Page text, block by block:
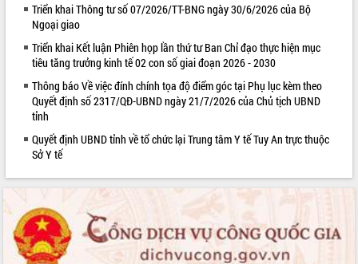
Triển khai Thông tư số 07/2026/TT-BNG ngày 30/6/2026 của Bộ
Ngoại giao
Triển khai Kết luận Phiên họp lần thứ tư Ban Chỉ đạo thực hiện mục
tiêu tăng trưởng kinh tế 02 con số giai đoạn 2026 - 2030
Thông báo Về việc đính chính tọa độ điểm góc tại Phụ lục kèm theo
Quyết định số 2317/QĐ-UBND ngày 21/7/2026 của Chủ tịch UBND
tỉnh
Quyết định UBND tỉnh về tổ chức lại Trung tâm Y tế Tuy An trực thuộc
Sở Y tế